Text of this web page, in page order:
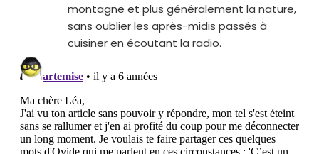
montagne et plus généralement la nature,
sans oublier les après-midis passés à
cuisiner en écoutant la radio.